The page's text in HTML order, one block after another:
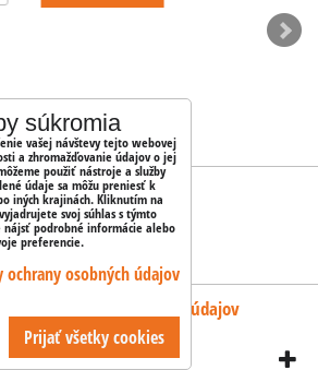
Zásady ochrany osobných údajov
BiznisWeb.sk
súkromia
vašej návštevy tejto webovej
a zhromažďovanie údajov o jej
použiť nástroje a služby
údaje sa môžu preniesť k
iných krajinách. Kliknutím na
svoj súhlas s týmto
nájsť podrobné informácie alebo
preferencie.
ochrany osobných údajov
Prijať všetky cookies